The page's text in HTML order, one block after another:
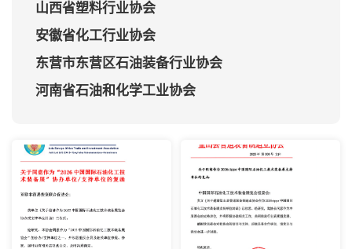
山西省塑料行业协会
安徽省化工行业协会
东营市东营区石油装备行业协会
河南省石油和化学工业协会